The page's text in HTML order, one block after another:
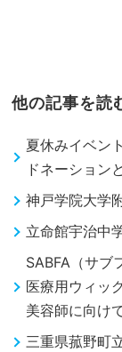
他の記事を読
夏休みイベン
ドネーション
神戸学院大学
立命館宇治中
SABFA（サブ
医療用ウィッ
美容師に向けて
三重県菰野町